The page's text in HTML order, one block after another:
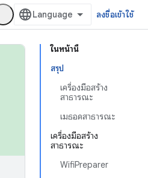
ลงชื่อเข้าใช้
ในหน้านี้
สรุป
เครื่องมือสร้าง
สาธารณะ
เมธอดสาธารณะ
เครื่องมือสร้าง
สาธารณะ
WifiPreparer